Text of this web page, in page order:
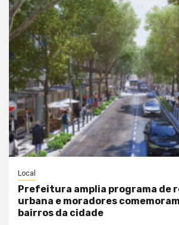
Local
Prefeitura amplia programa de
urbana e moradores
bairros da cidade